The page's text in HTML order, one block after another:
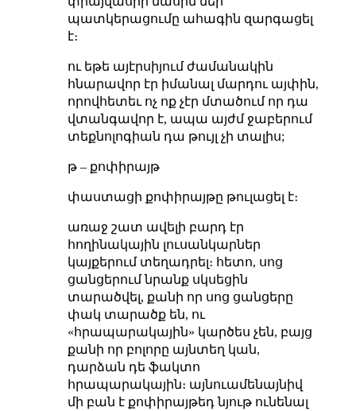
պատկերացումը ահագին զարգացել
է։
ու եթե այէրսիյում ժամանակին
հնարավոր էր իմանալ մարդու այփին,
որովհետեւ ոչ ոք չէր մտածում որ դա
վտանգավոր է, ապա այժմ ջաբերում
տեքնոլոգիան դա թույլ չի տալիս;
թ – քոփիրայթ
փաստացի քոփիրայթը թուլացել է։
առաջ շատ ավելի բարդ էր
հողինակային լուսանկարներ
կայքերում տեղադրել։ հետո, սոց
ցանցերում նրանք սկսեցին
տարածվել, քանի որ սոց ցանցերը
փակ տարածք են, ու
«հրապարակային» կարծես չեն, բայց
քանի որ բոլորը այնտեղ կան,
դարձան դե ֆակտո
հրապարակային։ այնուամենայնիվ
մի բան է քոփիրայթեդ նյութ ունենալ